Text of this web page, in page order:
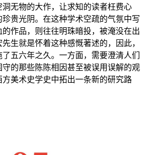
无物的大作，让求知的读者枉费心
贵光阴。在这种学术空疏的气氛中写
作品，则往往明珠暗投，被淹没在出
生就是怀着这种感慨著述的，因此，
五六年之久。一方面，需要澄清人们
的那些陈陈相因甚至被误用误解的观
美术史学史中拓出一条新的研究路